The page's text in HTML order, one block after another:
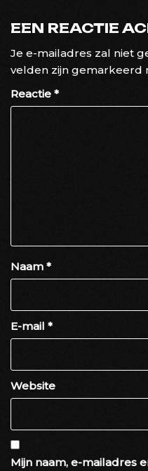
EEN REACTIE
Je e-mailadres zal niet
velden zijn gemarkeerd
Reactie *
Naam *
E-mail *
Website
Mijn naam, e-mailadres